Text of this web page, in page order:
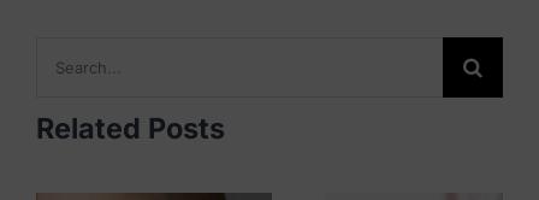
for:
Related Posts